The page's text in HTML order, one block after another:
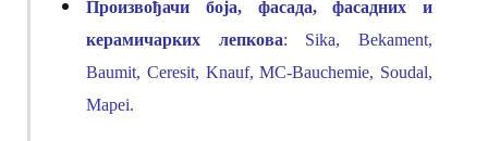
Произвођачи боја, фасада, фасадних и
керамичарких лепкова: Sika, Bekament,
Baumit, Ceresit, Knauf, MC-Bauchemie, Soudal,
Mapei.